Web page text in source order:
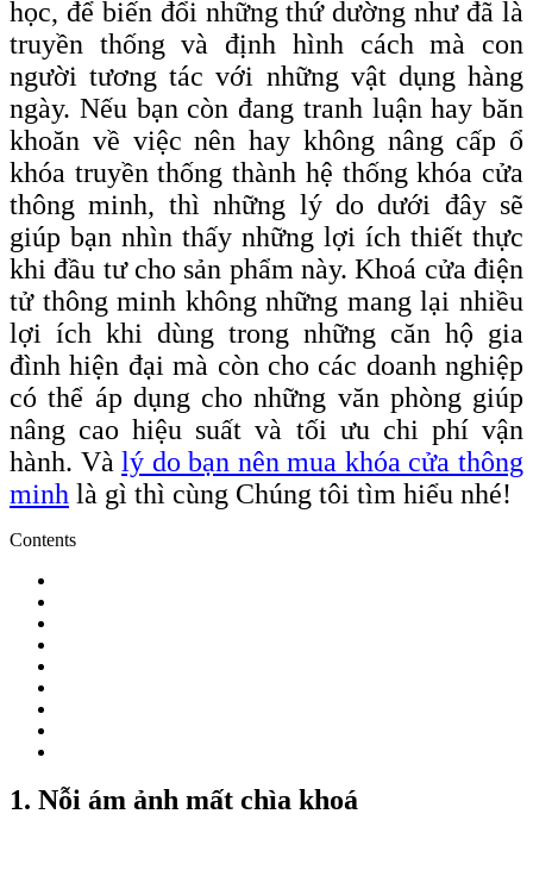
học, để biến đổi những thứ dường như đã là
truyền thống và định hình cách mà con
người tương tác với những vật dụng hàng
ngày. Nếu bạn còn đang tranh luận hay băn
khoăn về việc nên hay không nâng cấp ổ
khóa truyền thống thành hệ thống khóa cửa
thông minh, thì những lý do dưới đây sẽ
giúp bạn nhìn thấy những lợi ích thiết thực
khi đầu tư cho sản phẩm này. Khoá cửa điện
tử thông minh không những mang lại nhiều
lợi ích khi dùng trong những căn hộ gia
đình hiện đại mà còn cho các doanh nghiệp
có thể áp dụng cho những văn phòng giúp
nâng cao hiệu suất và tối ưu chi phí vận
hành. Vàlý do bạn nên mua khóa cửa thông
minh là gì thì cùng Chúng tôi tìm hiểu nhé!
Contents
1. Nỗi ám ảnh mất chìa khoá